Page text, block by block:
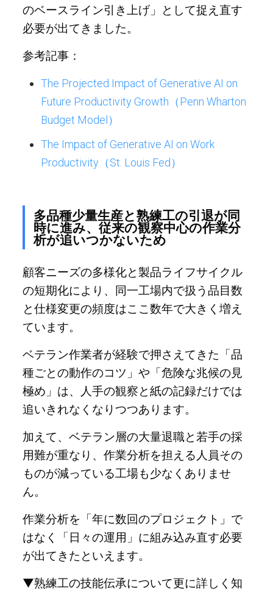
のベースライン引き上げ」として捉え直す
必要が出てきました。
参考記事：
The Projected Impact of Generative AI on
Future Productivity Growth（Penn Wharton
Budget Model）
The Impact of Generative AI on Work
Productivity（St. Louis Fed）
多品種少量生産と熟練工の引退が同
時に進み、従来の観察中心の作業分
析が追いつかないため
顧客ニーズの多様化と製品ライフサイクル
の短期化により、同一工場内で扱う品目数
と仕様変更の頻度はここ数年で大きく増え
ています。
ベテラン作業者が経験で押さえてきた「品
種ごとの動作のコツ」や「危険な兆候の見
極め」は、人手の観察と紙の記録だけでは
追いきれなくなりつつあります。
加えて、ベテラン層の大量退職と若手の採
用難が重なり、作業分析を担える人員その
ものが減っている工場も少なくありませ
ん。
作業分析を「年に数回のプロジェクト」で
はなく「日々の運用」に組み込み直す必要
が出てきたといえます。
▼熟練工の技能伝承について更に詳しく知